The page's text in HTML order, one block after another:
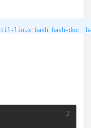
linux bash bash-doc